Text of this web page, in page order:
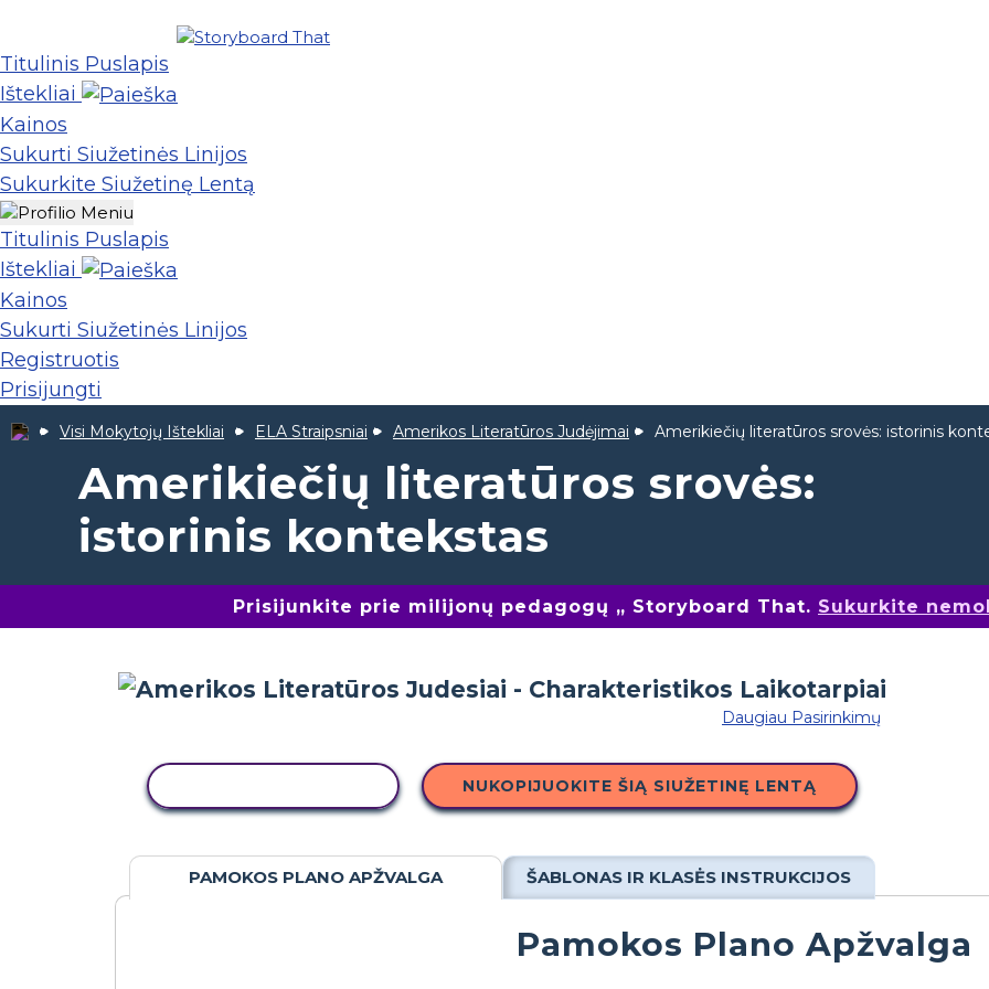
Titulinis Puslapis
Ištekliai
Kainos
Sukurti Siužetinės Linijos
Sukurkite Siužetinę Lentą
Titulinis Puslapis
Ištekliai
Kainos
Sukurti Siužetinės Linijos
Registruotis
Prisijungti
Visi Mokytojų Ištekliai ELA Straipsniai Amerikos Literatūros Judėjimai Amerikiečių literatūros srovės: istorinis
Amerikiečių literatūros srovės:
istorinis kontekstas
Prisijunkite prie milijonų pedagogų „ Storyboard That. Sukurkite
Daugiau Pasirinkimų
NUKOPIJUOKITE ŠIĄ SIUŽETINĘ LENTĄ
PAMOKOS PLANO APŽVALGA ŠABLONAS IR KLASĖS INSTRUKCIJOS
Pamokos Plano Apžvalga